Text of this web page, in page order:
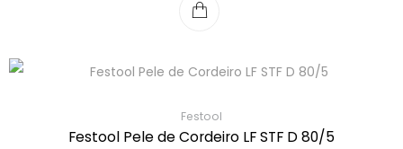
Festool
Festool Pele de Cordeiro LF STF D 80/5